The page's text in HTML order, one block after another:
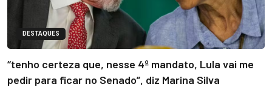
DESTAQUES
“tenho certeza que, nesse 4º mandato, Lula vai me
pedir para ficar no Senado”, diz Marina Silva